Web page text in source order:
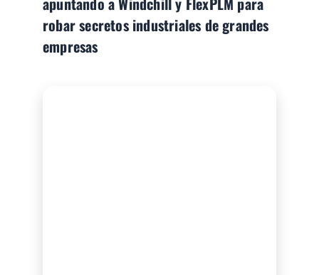
robar secretos industriales de grandes
empresas